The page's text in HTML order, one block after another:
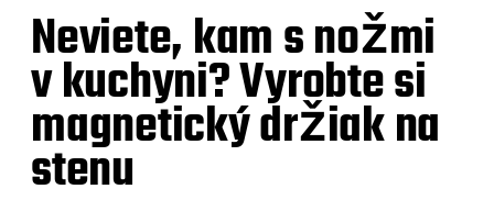
Neviete, kam s nožmi
v kuchyni? Vyrobte si
magnetický držiak na
stenu